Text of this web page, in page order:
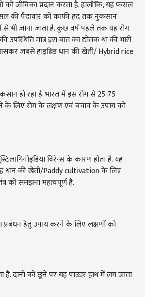
जीविका प्रदान करता है. हालाँकि, यह फसल
की पैदावार को काफी हद तक नुकसान
से भी जाना जाता है. कुछ वर्ष पहले तक यह रोग
उपस्थिति मात्र इस बात का द्योतक था की भारी
जबसे हाइब्रिड धान की खेती/ Hybrid rice
हो रहा है. भारत में इस रोग से 25-75
के लिए रोग के लक्षण एवं बचाव के उपाय को
विरेन्स के कारण होता है. यह
धान की खेती/Paddy cultivation के लिए
को समझना महत्वपूर्ण है.
हेतु उपाय करने के लिए लक्षणों को
है. दानों को छूने पर यह पाउडर हाथ में लग जाता